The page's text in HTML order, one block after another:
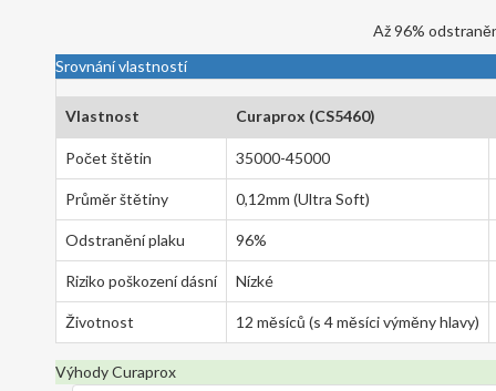
Až 96%
Srovnání vlastností
Vlastnost Curaprox (CS5460)
Počet štětin 35000-45000
Průměr štětiny 0,12mm (Ultra Soft)
Odstranění plaku 96%
Riziko poškození dásní Nízké
Životnost 12 měsíců (s 4 měsíci výměny hlavy)
Výhody Curaprox